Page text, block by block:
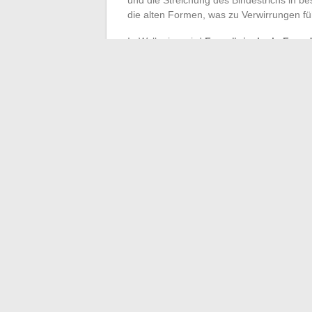
die alten Formen, was zu Verwirrungen
In Wallonien wird Französisch als